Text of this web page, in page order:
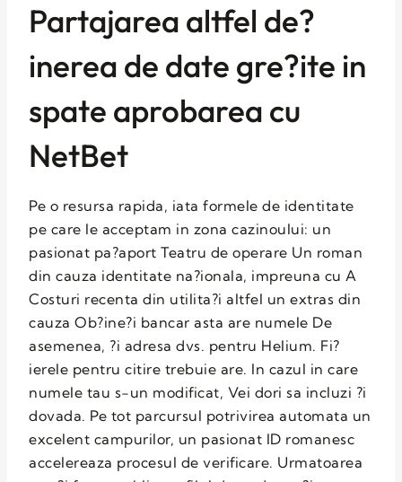
Partajarea altfel de?
inerea de date gre?ite in
spate aprobarea cu
NetBet
Pe o resursa rapida, iata formele de identitate
pe care le acceptam in zona cazinoului: un
pasionat pa?aport Teatru de operare Un roman
din cauza identitate na?ionala, impreuna cu A
Costuri recenta din utilita?i altfel un extras din
cauza Ob?ine?i bancar asta are numele De
asemenea, ?i adresa dvs. pentru Helium. Fi?
ierele pentru citire trebuie are. In cazul in care
numele tau s-un modificat, Vei dori sa incluzi ?i
dovada. Pe tot parcursul potrivirea automata un
excelent campurilor, un pasionat ID romanesc
accelereaza procesul de verificare. Urmatoarea